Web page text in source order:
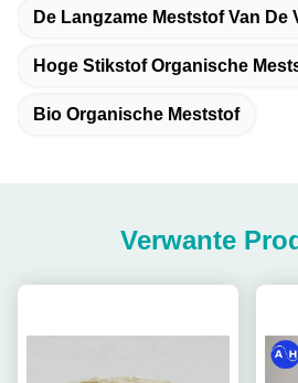
De Langzame Meststof Van De
Hoge Stikstof Organische
Bio Organische Meststof
Verwante